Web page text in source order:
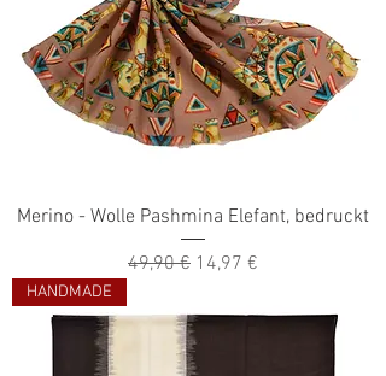
Merino - Wolle Pashmina Elefant, bedruckt
Standardpreis
49,90 € Sale-Preis
14,97 €
HANDMADE